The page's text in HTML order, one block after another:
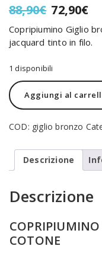
88,90€ Il
prezzo
era:
88,90€.
72,90€
è:
Copripiumino Giglio
jacquard tinto in filo.
1 disponibili
COPRIPIUMINO
GIGLIO
BRONZO
IN
COTONE
Aggiungi al
COD: giglio bronzo
Descrizione
Descrizione
COTONE